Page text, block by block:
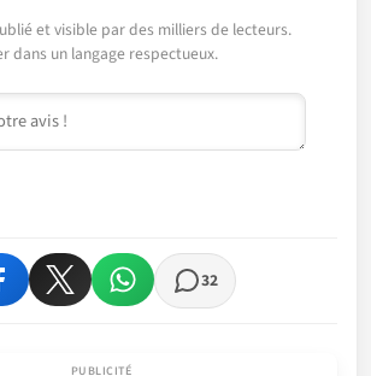
et visible par des milliers de lecteurs.
dans un langage respectueux.
32